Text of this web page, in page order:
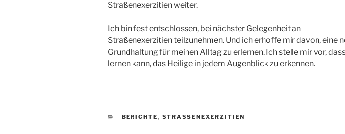
Straßenexerzitien weiter.
Ich bin fest entschlossen, bei nächster Gelegenheit an
Straßenexerzitien teilzunehmen. Und ich erhoffe mir davon, eine
Grundhaltung für meinen Alltag zu erlernen. Ich stelle mir vor,
lernen kann, das Heilige in jedem Augenblick zu erkennen.
KATEGORIEN
BERICHTE , STRASSENEXERZITIEN